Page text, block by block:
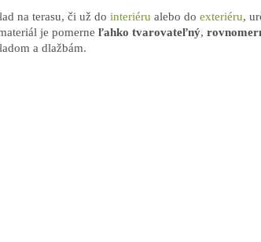
na terasu, či už do interiéru alebo do exteriéru,
je pomerne ľahko tvarovateľný,
a dlažbám.